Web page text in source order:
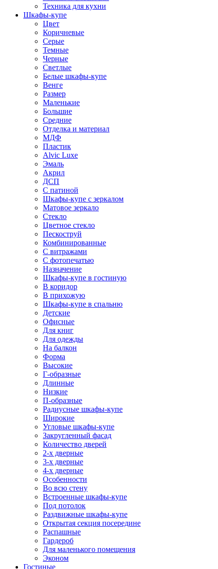
Техника для кухни
Шкафы-купе
Цвет
Коричневые
Серые
Темные
Черные
Светлые
Белые шкафы-купе
Венге
Размер
Маленькие
Большие
Средние
Отделка и материал
МДФ
Пластик
Alvic Luxe
Эмаль
Акрил
ДСП
С патиной
Шкафы-купе с зеркалом
Матовое зеркало
Стекло
Цветное стекло
Пескоструй
Комбинированные
С витражами
С фотопечатью
Назначение
Шкафы-купе в гостиную
В коридор
В прихожую
Шкафы-купе в спальню
Детские
Офисные
Для книг
Для одежды
На балкон
Форма
Высокие
Г-образные
Длинные
Низкие
П-образные
Радиусные шкафы-купе
Широкие
Угловые шкафы-купе
Закругленный фасад
Количество дверей
2-х дверные
3-х дверные
4-х дверные
Особенности
Во всю стену
Встроенные шкафы-купе
Под потолок
Раздвижные шкафы-купе
Открытая секция посередине
Распашные
Гардероб
Для маленького помещения
Эконом
Гостиные